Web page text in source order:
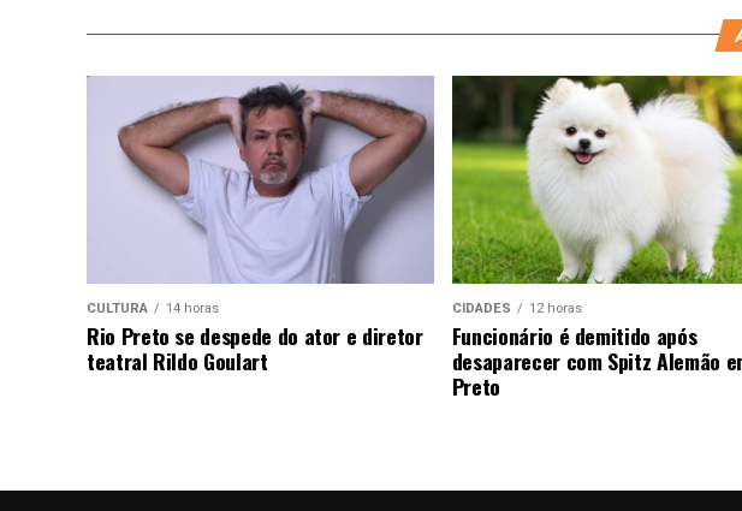
CULTURA 14 horas
Rio Preto se despede do ator e diretor
teatral Rildo Goulart
CIDADES 12 horas
Funcionário é demitido após
desaparecer com Spitz Alemão
Preto